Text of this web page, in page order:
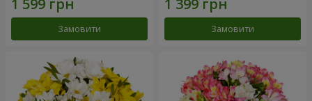
Замовити Замовити